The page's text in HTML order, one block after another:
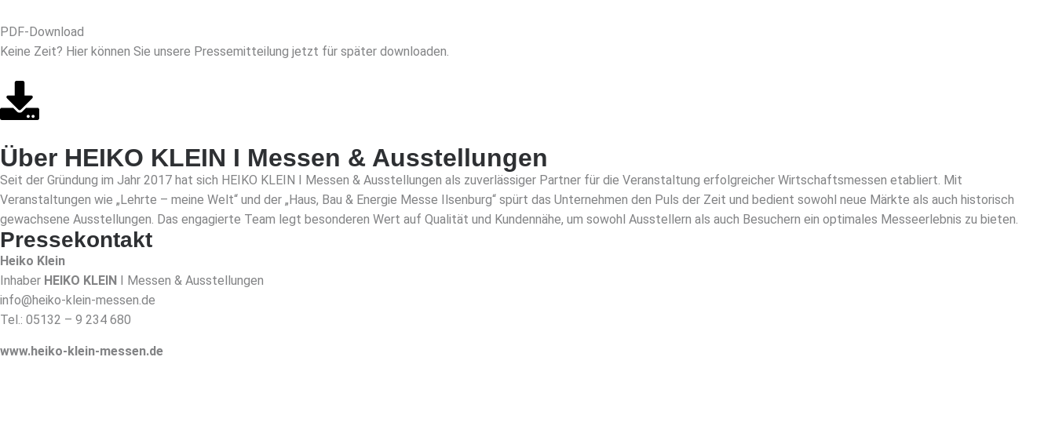
PDF-Download
Keine Zeit? Hier können Sie unsere Pressemitteilung jetzt für später downloaden.
Über HEIKO KLEIN I Messen & Ausstellungen
Seit der Gründung im Jahr 2017 hat sich HEIKO KLEIN I Messen & Ausstellungen als zuverlässiger Partner für die Veranstaltung erfolgreicher Wirtschaftsmessen etabliert. Mit
Veranstaltungen wie „Lehrte – meine Welt“ und der „Haus, Bau & Energie Messe Ilsenburg“ spürt das Unternehmen den Puls der Zeit und bedient sowohl neue Märkte als auch historisch
gewachsene Ausstellungen. Das engagierte Team legt besonderen Wert auf Qualität und Kundennähe, um sowohl Ausstellern als auch Besuchern ein optimales Messeerlebnis zu bieten.
Pressekontakt
Heiko Klein
Inhaber HEIKO KLEIN
I Messen & Ausstellungen
info@heiko-klein-messen.de
Tel.: 05132 – 9 234 680
www.heiko-klein-messen.de